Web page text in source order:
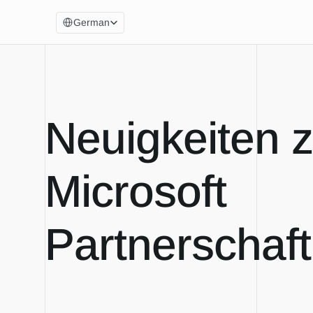
Select Language
German
Neuigkeiten
Microsoft
Partnerschaft